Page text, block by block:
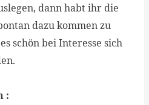
dann habt ihr die
dazu kommen zu
schön bei Interesse sich
: